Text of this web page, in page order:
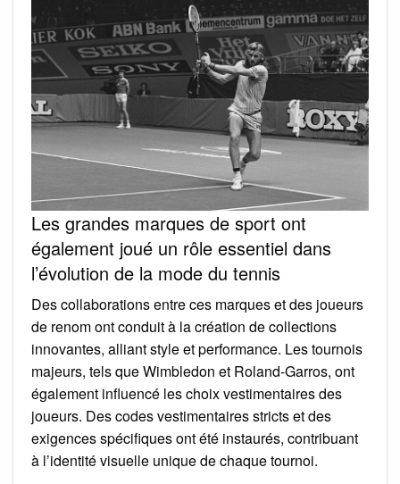
Les grandes marques de sport ont
également joué un rôle essentiel dans
l’évolution de la mode du tennis
Des collaborations entre ces marques et des joueurs
de renom ont conduit à la création de collections
innovantes, alliant style et performance. Les tournois
majeurs, tels que Wimbledon et Roland-Garros, ont
également influencé les choix vestimentaires des
joueurs. Des codes vestimentaires stricts et des
exigences spécifiques ont été instaurés, contribuant
à l’identité visuelle unique de chaque tournoi.